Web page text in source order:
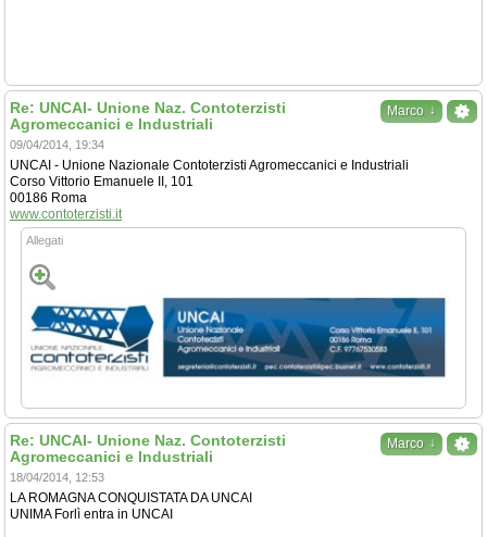
Marco ↓
Re: UNCAI- Unione Naz. Contoterzisti
Agromeccanici e Industriali
09/04/2014, 19:34
UNCAI - Unione Nazionale Contoterzisti Agromeccanici e Industriali
Corso Vittorio Emanuele II, 101
00186 Roma
www.contoterzisti.it
Allegati
Marco ↓
Re: UNCAI- Unione Naz. Contoterzisti
Agromeccanici e Industriali
18/04/2014, 12:53
LA ROMAGNA CONQUISTATA DA UNCAI
UNIMA Forlì entra in UNCAI